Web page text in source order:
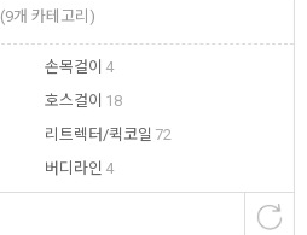
(9개 카테고리)
손목걸이 4
호스걸이 18
리트렉터/퀵코일 72
버디라인 4